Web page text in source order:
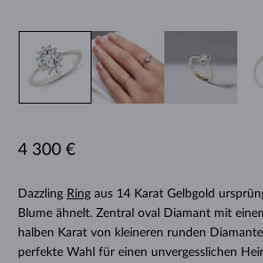
Dazzling Ringaus 14 Karat Gelbgold
Blume ähnelt. Zentral oval Diamant mit
halben Karat von kleineren runden
perfekte Wahl für einen unvergesslichen
4 300 €